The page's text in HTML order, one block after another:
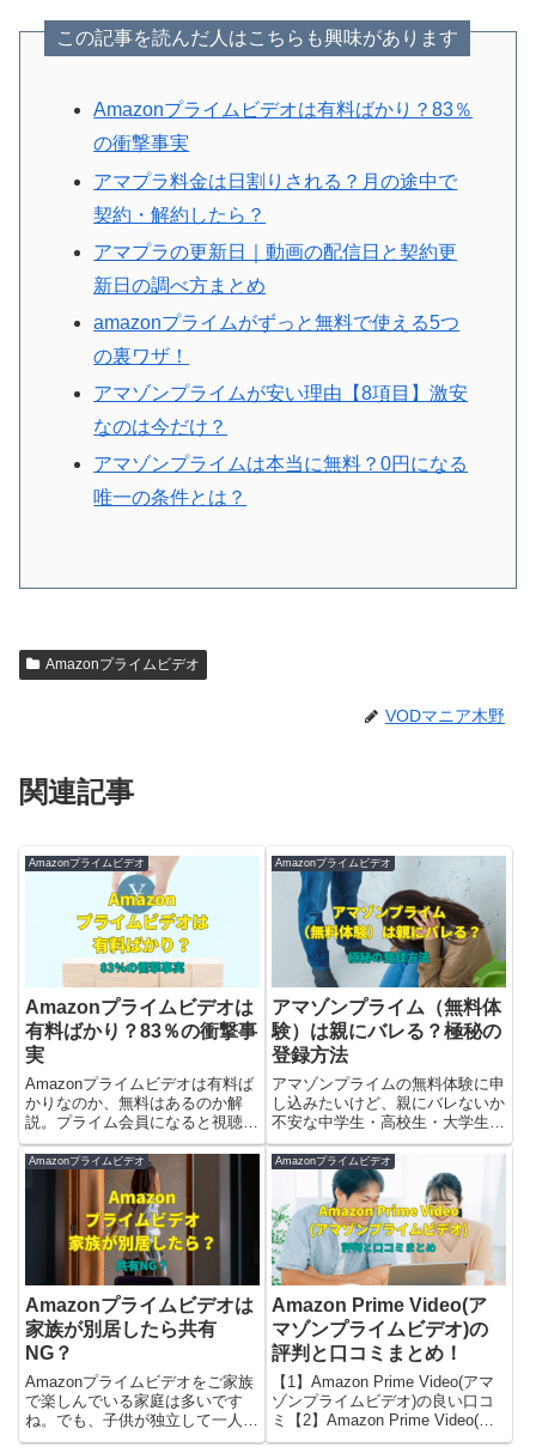
この記事を読んだ人はこちらも興味があります
Amazonプライムビデオは有料ばかり？83％
の衝撃事実
アマプラ料金は日割りされる？月の途中で
契約・解約したら？
アマプラの更新日｜動画の配信日と契約更
新日の調べ方まとめ
amazonプライムがずっと無料で使える5つ
の裏ワザ！
アマゾンプライムが安い理由【8項目】激安
なのは今だけ？
アマゾンプライムは本当に無料？0円になる
唯一の条件とは？
Amazonプライムビデオ
VODマニア木野
関連記事
Amazonプライムビデオ
Amazonプライムビデオは
有料ばかり？83％の衝撃事
実
Amazonプライムビデオは有料ば
かりなのか、無料はあるのか解
説。プライム会員になると視聴で
きる有料作品と見放題の見分け方
などもご紹介します。
Amazonプライムビデオ
アマゾンプライム（無料体
験）は親にバレる？極秘の
登録方法
アマゾンプライムの無料体験に申
し込みたいけど、親にバレないか
不安な中学生・高校生・大学生は
多いハズ。そこで【1】アマゾン
プライムが親にバレる場合【2】
アマゾンプライムに親にバレずに
登録する方法を解説します。
Amazonプライムビデオ
Amazonプライムビデオは
家族が別居したら共有
NG？
Amazonプライムビデオをご家族
で楽しんでいる家庭は多いです
ね。でも、子供が独立して一人暮
らしを始めたり、ご主人が単身赴
Amazonプライムビデオ
Amazon Prime Video(ア
マゾンプライムビデオ)の
評判と口コミまとめ！
【1】Amazon Prime Video(アマ
ゾンプライムビデオ)の良い口コ
ミ【2】Amazon Prime Video(ア
マゾンプライムビデオ)の悪い評